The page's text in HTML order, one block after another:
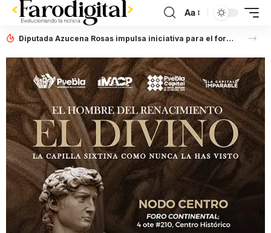
Aa
Diputada Azucena Rosas impulsa iniciativa para el fortalecimiento del Registro Estatal de Opciones para Educación Superior